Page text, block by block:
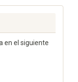
en el siguiente